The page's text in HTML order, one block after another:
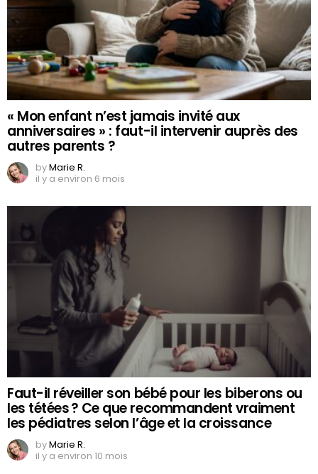
« Mon enfant n’est jamais invité aux
anniversaires » : faut-il intervenir auprès des
autres parents ?
byMarie R.
il y a environ 6 mois
Faut-il réveiller son bébé pour les biberons ou
les tétées ? Ce que recommandent vraiment
les pédiatres selon l’âge et la croissance
byMarie R.
il y a environ 10 mois